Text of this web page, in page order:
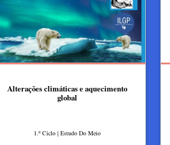
Alterações climáticas e aquecimento
global
1.º Ciclo | Estudo Do Meio